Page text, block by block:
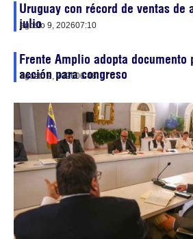
Uruguay con récord de ventas de
julio
agosto 9, 202607:10
Frente Amplio adopta documento
acción para congreso
agosto 9, 202606:48